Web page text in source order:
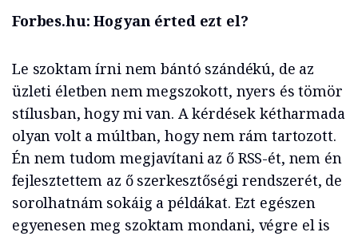
Forbes.hu: Hogyan érted ezt el?
Le szoktam írni nem bántó szándékú, de az
üzleti életben nem megszokott, nyers és tömör
stílusban, hogy mi van. A kérdések kétharmada
olyan volt a múltban, hogy nem rám tartozott.
Én nem tudom megjavítani az ő RSS-ét, nem én
fejlesztettem az ő szerkesztőségi rendszerét, de
sorolhatnám sokáig a példákat. Ezt egészen
egyenesen meg szoktam mondani, végre el is